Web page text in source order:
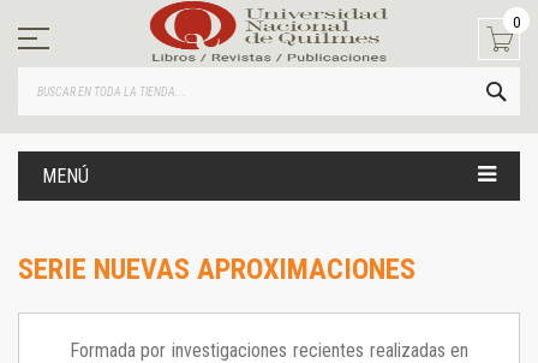
contenido
0
MENÚ
SERIE NUEVAS APROXIMACIONES
Formada por investigaciones recientes realizadas en